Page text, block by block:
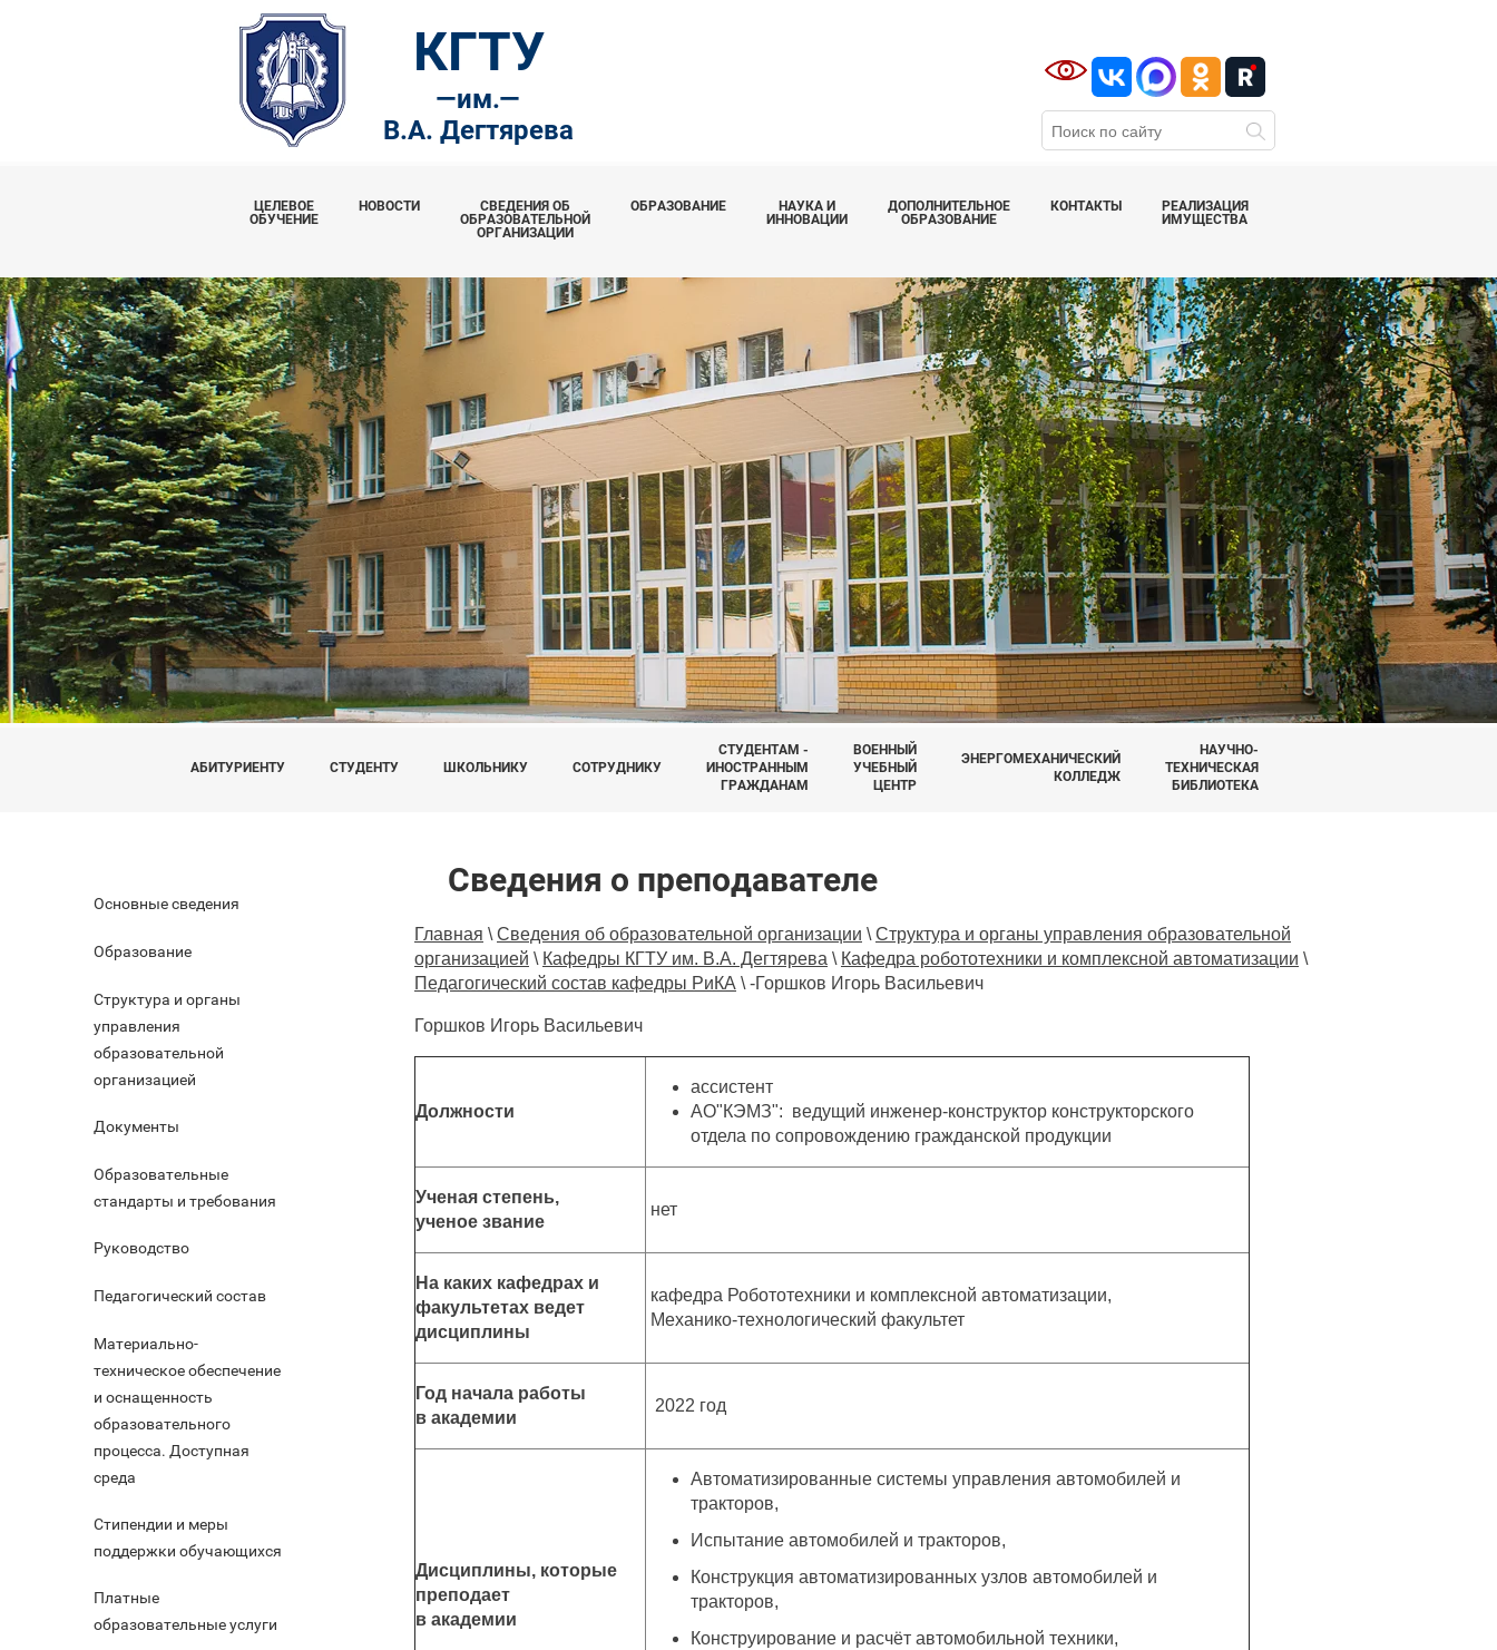
КГТУ
—им.—
В.А. Дегтярева
ЦЕЛЕВОЕ
ОБУЧЕНИЕ
НОВОСТИ
СВЕДЕНИЯ ОБ
ОБРАЗОВАТЕЛЬНОЙ
ОРГАНИЗАЦИИ
ОБРАЗОВАНИЕ
НАУКА И
ИННОВАЦИИ
ДОПОЛНИТЕЛЬНОЕ
ОБРАЗОВАНИЕ
КОНТАКТЫ
РЕАЛИЗАЦИЯ
ИМУЩЕСТВА
АБИТУРИЕНТУ СТУДЕНТУ ШКОЛЬНИКУ СОТРУДНИКУ
СТУДЕНТАМ -
ИНОСТРАННЫМ
ГРАЖДАНАМ
ВОЕННЫЙ
УЧЕБНЫЙ
ЦЕНТР
ЭНЕРГОМЕХАНИЧЕСКИЙ
КОЛЛЕДЖ
НАУЧНО-
ТЕХНИЧЕСКАЯ
БИБЛИОТЕКА
Основные сведения
Образование
Структура и органы
управления
образовательной
организацией
Документы
Образовательные
стандарты и требования
Руководство
Педагогический состав
Материально-
техническое обеспечение
и оснащенность
образовательного
процесса. Доступная
среда
Стипендии и меры
поддержки обучающихся
Платные
образовательные услуги
Сведения о преподавателе
Главная \ Сведения об образовательной организации \ Структура и органы управления образовательной
организацией \ Кафедры КГТУ им. В.А. Дегтярева \ Кафедра робототехники и комплексной автоматизации \
Педагогический состав кафедры РиКА \ -Горшков Игорь Васильевич
Горшков Игорь Васильевич
Должности
ассистент
АО"КЭМЗ": ведущий инженер-конструктор конструкторского
отдела по сопровождению гражданской продукции
Ученая степень,
ученое звание
нет
На каких кафедрах и
факультетах ведет
дисциплины
кафедра Робототехники и комплексной автоматизации,
Механико-технологический факультет
Год начала работы
в академии
2022 год
Дисциплины, которые
преподает
в академии
Автоматизированные системы управления автомобилей и
тракторов,
Испытание автомобилей и тракторов,
Конструкция автоматизированных узлов автомобилей и
тракторов,
Конструирование и расчёт автомобильной техники,